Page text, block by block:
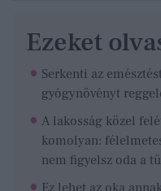
Ezeket
Serkenti az
gyógynövényt
A lakosság közel
komolyan:
nem figyelsz oda a
Ez lehet az oka